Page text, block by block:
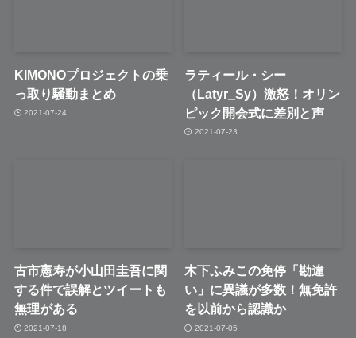
KIMONOプロジェクトの乗
っ取り騒動まとめ
2021-07-24
ラティール・シー
（Latyr_Sy）激怒！オリン
ピック開会式に差別と声
2021-07-23
古市憲寿が小山田圭吾に関
する件で誤解とツイートも
無理がある
2021-07-18
木下ふみこの免停「勘違
い」に異議が多数！無免許
を以前から認識か
2021-07-05